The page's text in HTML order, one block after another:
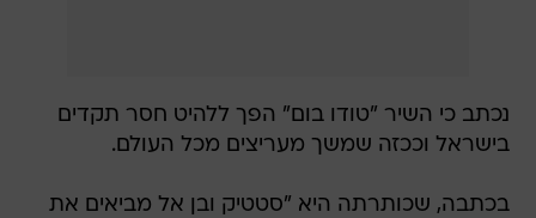
נכתב כי השיר "טודו בום" הפך ללהיט חסר תקדים
בישראל וככזה שמשך מעריצים מכל העולם.
בכתבה, שכותרתה היא "סטטיק ובן אל מביאים את